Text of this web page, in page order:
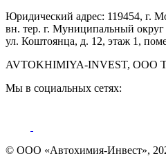
Юридический адрес: 119454, г.
вн. тер. г. Муниципальный округ
ул. Коштоянца, д. 12, этаж 1,
AVTOKHIMIYA-INVEST, OOO
Мы в социальных сетях:
© ООО «Автохимия-Инвест»,